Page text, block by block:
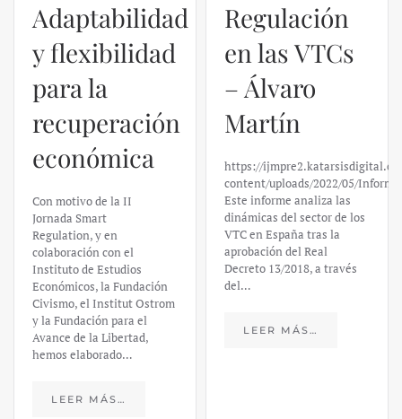
Regulación
en las VTCs
– Álvaro
Martín
https://ijmpre2.katarsisdigital.com/wp-
content/uploads/2022/05/Informe_sobre_las_VTC.pdf
Este informe analiza las
dinámicas del sector de los
VTC en España tras la
aprobación del Real
Decreto 13/2018, a través
del…
LEER MÁS…
El caso de
Silicon
Valley Bank:
un análisis
financiero –
Daniel
Fernández